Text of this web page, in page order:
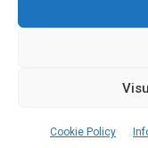
Cookie Policy
Copyright Blumatica